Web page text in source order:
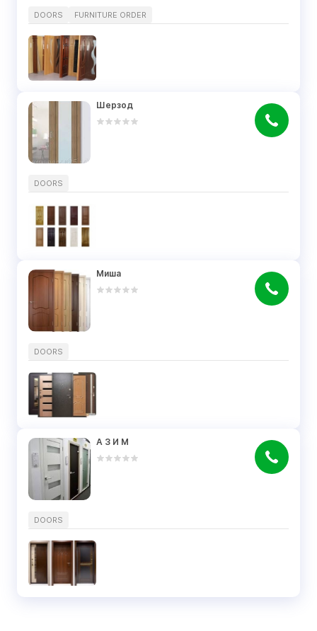
DOORS FURNITURE ORDER
Шерзод
DOORS
Миша
DOORS
А З И М
DOORS